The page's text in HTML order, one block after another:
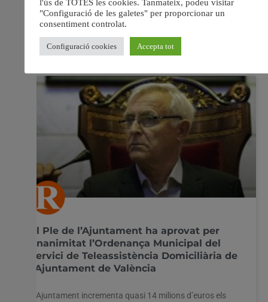
informat hui la regidora d’Esports, Pilar Bernabé. Esta
El Ple de l’Ajuntament ha aprovat per
unanimitat l’Ordenança Municipal del
Servici de Teleassistència Domiciliària de
l’Ajuntament de València
L’Ajuntament incrementa quasi 14 milions d’euros els